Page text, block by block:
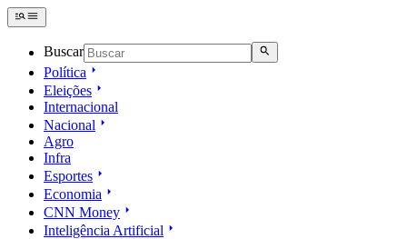
Buscar
Política
Eleições
Internacional
Nacional
Agro
Infra
Esportes
Economia
CNN Money
Inteligência Artificial